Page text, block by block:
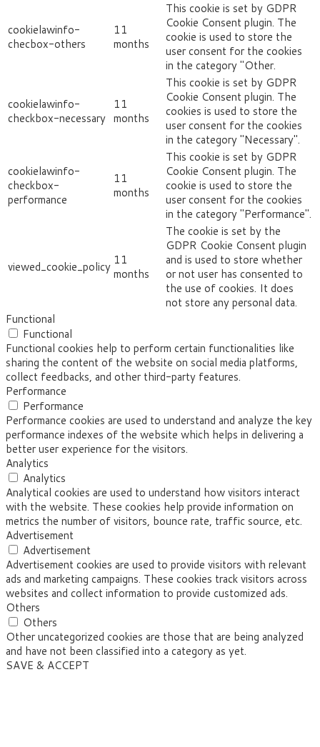
cookielawinfo-
checbox-others
11
months
This cookie is set by GDPR
Cookie Consent plugin. The
cookie is used to store the
user consent for the cookies
in the category "Other.
cookielawinfo-
checkbox-necessary
11
months
This cookie is set by GDPR
Cookie Consent plugin. The
cookies is used to store the
user consent for the cookies
in the category "Necessary".
cookielawinfo-
checkbox-
performance
11
months
This cookie is set by GDPR
Cookie Consent plugin. The
cookie is used to store the
user consent for the cookies
in the category "Performance".
viewed_cookie_policy 11
months
The cookie is set by the
GDPR Cookie Consent plugin
and is used to store whether
or not user has consented to
the use of cookies. It does
not store any personal data.
Functional
Functional
Functional cookies help to perform certain functionalities like
sharing the content of the website on social media platforms,
collect feedbacks, and other third-party features.
Performance
Performance
Performance cookies are used to understand and analyze the key
performance indexes of the website which helps in delivering a
better user experience for the visitors.
Analytics
Analytics
Analytical cookies are used to understand how visitors interact
with the website. These cookies help provide information on
metrics the number of visitors, bounce rate, traffic source, etc.
Advertisement
Advertisement
Advertisement cookies are used to provide visitors with relevant
ads and marketing campaigns. These cookies track visitors across
websites and collect information to provide customized ads.
Others
Others
Other uncategorized cookies are those that are being analyzed
and have not been classified into a category as yet.
SAVE & ACCEPT